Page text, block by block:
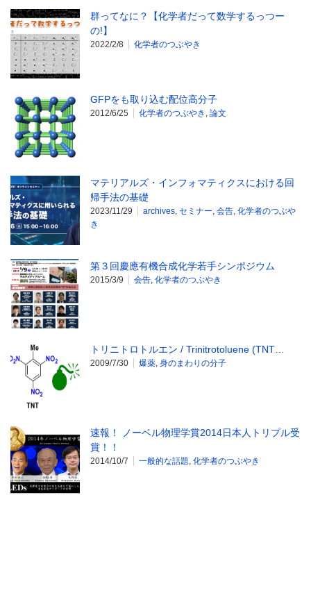
群ってなに？【化学者だって数学するっつー
の!】
2022/2/8 化学者のつぶやき
GFPをも取り込む配位高分子
2012/6/25 化学者のつぶやき , 論文
マテリアルズ・インフォマティクスにおける回
帰手法の基礎
2023/11/29 archives, セミナー, 会告, 化学者のつぶや
き
第３回慶應有機合成化学若手シンポジウム
2015/3/9 会告, 化学者のつぶやき
トリニトロトルエン / Trinitrotoluene (TNT…
2009/7/30 爆薬, 身のまわりの分子
速報！ ノーベル物理学賞2014日本人トリプル受
賞！！
2014/10/7 一般的な話題, 化学者のつぶやき